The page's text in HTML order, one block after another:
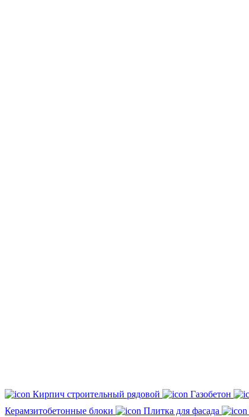
Кирпич строительный рядовой Газобетон
Керамзитобетонные блоки
Плитка для фасада